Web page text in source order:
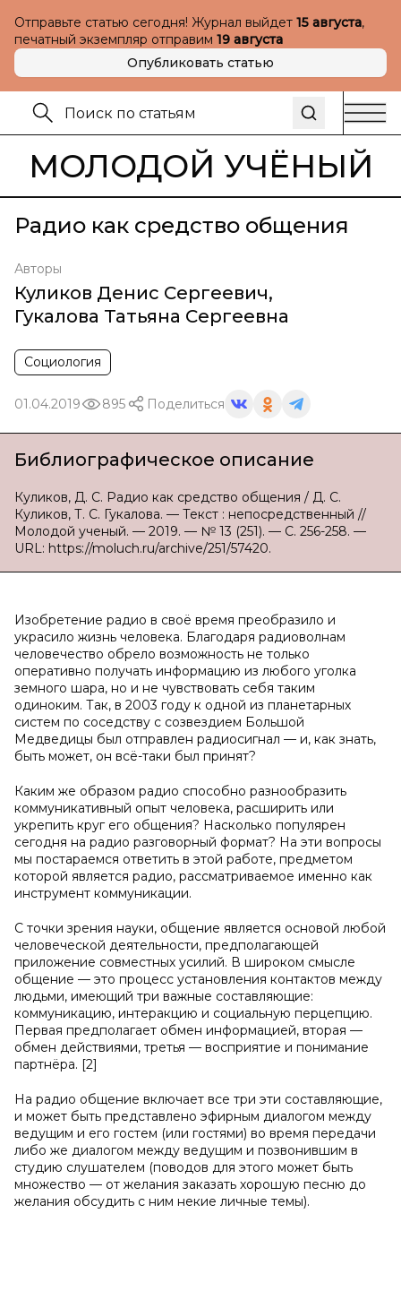
Отправьте статью сегодня! Журнал выйдет 15 августа,
печатный экземпляр отправим 19 августа
Опубликовать статью
МОЛОДОЙ УЧЁНЫЙ
Радио как средство общения
Авторы
Куликов Денис Сергеевич,
Гукалова Татьяна Сергеевна
Социология
01.04.2019 895 Поделиться
Библиографическое описание
Куликов, Д. С. Радио как средство общения / Д. С.
Куликов, Т. С. Гукалова. — Текст : непосредственный //
Молодой ученый. — 2019. — № 13 (251). — С. 256-258. —
URL: https://moluch.ru/archive/251/57420.
Изобретение радио в своё время преобразило и
украсило жизнь человека. Благодаря радиоволнам
человечество обрело возможность не только
оперативно получать информацию из любого уголка
земного шара, но и не чувствовать себя таким
одиноким. Так, в 2003 году к одной из планетарных
систем по соседству с созвездием Большой
Медведицы был отправлен радиосигнал — и, как знать,
быть может, он всё-таки был принят?
Каким же образом радио способно разнообразить
коммуникативный опыт человека, расширить или
укрепить круг его общения? Насколько популярен
сегодня на радио разговорный формат? На эти вопросы
мы постараемся ответить в этой работе, предметом
которой является радио, рассматриваемое именно как
инструмент коммуникации.
С точки зрения науки, общение является основой любой
человеческой деятельности, предполагающей
приложение совместных усилий. В широком смысле
общение — это процесс установления контактов между
людьми, имеющий три важные составляющие:
коммуникацию, интеракцию и социальную перцепцию.
Первая предполагает обмен информацией, вторая —
обмен действиями, третья — восприятие и понимание
партнёра. [2]
На радио общение включает все три эти составляющие,
и может быть представлено эфирным диалогом между
ведущим и его гостем (или гостями) во время передачи
либо же диалогом между ведущим и позвонившим в
студию слушателем (поводов для этого может быть
множество — от желания заказать хорошую песню до
желания обсудить с ним некие личные темы).